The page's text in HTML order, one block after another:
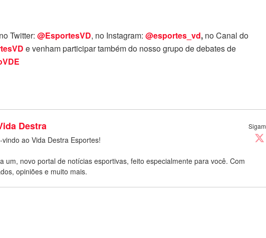
Twitter: @EsportesVD, no Instagram: @esportes_vd, no Canal do
e venham participar também do nosso grupo de debates de
Sigam
Destra
ao Vida Destra Esportes!
um, novo portal de notícias esportivas, feito especialmente para você. Com
opiniões e muito mais.